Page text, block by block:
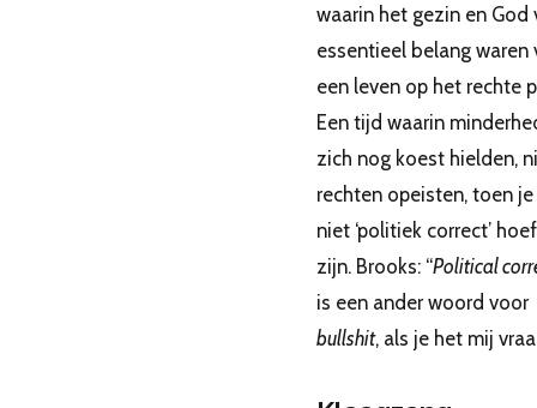
waarin het gezin en God
essentieel belang waren
een leven op het rechte
Een tijd waarin
zich nog koest hielden,
rechten opeisten, toen
niet ‘politiek correct’
zijn. Brooks: “Political
is een ander woord voor
bullshit, als je het mij